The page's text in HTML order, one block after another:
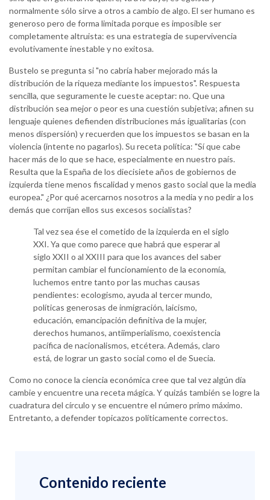
normalmente sólo sirve a otros a cambio de algo. El ser humano es
generoso pero de forma limitada porque es imposible ser
completamente altruista: es una estrategia de supervivencia
evolutivamente inestable y no exitosa.
Bustelo se pregunta si "no cabría haber mejorado más la
distribución de la riqueza mediante los impuestos". Respuesta
sencilla, que seguramente le cueste aceptar: no. Que una
distribución sea mejor o peor es una cuestión subjetiva; afinen su
lenguaje quienes defienden distribuciones más igualitarias (con
menos dispersión) y recuerden que los impuestos se basan en la
violencia (intente no pagarlos). Su receta política: "Sí que cabe
hacer más de lo que se hace, especialmente en nuestro país.
Resulta que la España de los diecisiete años de gobiernos de
izquierda tiene menos fiscalidad y menos gasto social que la media
europea." ¿Por qué acercarnos nosotros a la media y no pedir a los
demás que corrijan ellos sus excesos socialistas?
Tal vez sea ése el cometido de la izquierda en el siglo
XXI. Ya que como parece que habrá que esperar al
siglo XXII o al XXIII para que los avances del saber
permitan cambiar el funcionamiento de la economía,
luchemos entre tanto por las muchas causas
pendientes: ecologismo, ayuda al tercer mundo,
políticas generosas de inmigración, laicismo,
educación, emancipación definitiva de la mujer,
derechos humanos, antiimperialismo, coexistencia
pacífica de nacionalismos, etcétera. Además, claro
está, de lograr un gasto social como el de Suecia.
Como no conoce la ciencia económica cree que tal vez algún día
cambie y encuentre una receta mágica. Y quizás también se logre la
cuadratura del círculo y se encuentre el número primo máximo.
Entretanto, a defender topicazos políticamente correctos.
Contenido reciente